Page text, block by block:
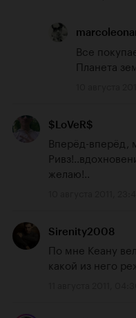
Все
Планета
$LoVeR$
Вперёд-
желаю!..
Sirenity2008
По мне Кеану
какой из него